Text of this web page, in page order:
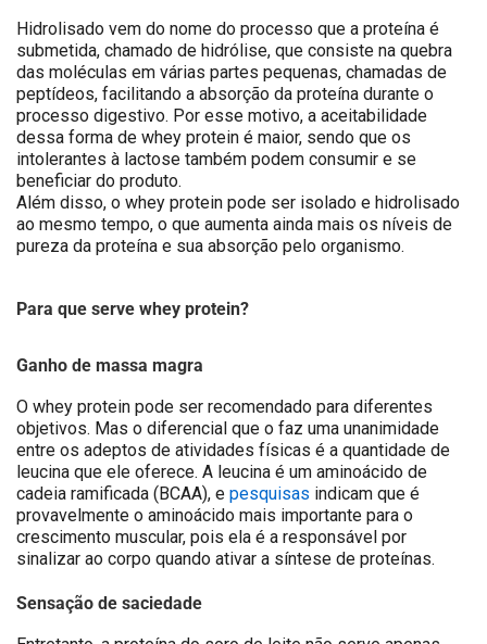
Hidrolisado vem do nome do processo que a proteína é
submetida, chamado de hidrólise, que consiste na quebra
das moléculas em várias partes pequenas, chamadas de
peptídeos, facilitando a absorção da proteína durante o
processo digestivo. Por esse motivo, a aceitabilidade
dessa forma de whey protein é maior, sendo que os
intolerantes à lactose também podem consumir e se
beneficiar do produto.
Além disso, o whey protein pode ser isolado e hidrolisado
ao mesmo tempo, o que aumenta ainda mais os níveis de
pureza da proteína e sua absorção pelo organismo.
Para que serve whey protein?
Ganho de massa magra
O whey protein pode ser recomendado para diferentes
objetivos. Mas o diferencial que o faz uma unanimidade
entre os adeptos de atividades físicas é a quantidade de
leucina que ele oferece. A leucina é um aminoácido de
cadeia ramificada (BCAA), e pesquisas indicam que é
provavelmente o aminoácido mais importante para o
crescimento muscular, pois ela é a responsável por
sinalizar ao corpo quando ativar a síntese de proteínas.
Sensação de saciedade